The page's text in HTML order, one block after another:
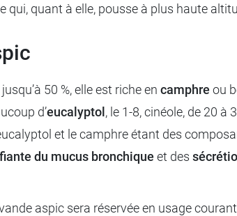
quant à elle, pousse à plus haute
50 %, elle est riche en camphre ou
d’eucalyptol, le 1-8, cinéole, de 20
et le camphre étant des
du mucus bronchique et des
aspic sera réservée en usage